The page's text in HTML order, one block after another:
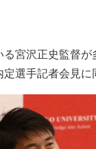
宮沢正史監督が
選手記者会見に